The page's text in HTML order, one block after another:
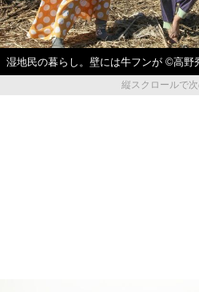
湿地民の暮らし。壁には牛フンが ©高野
縦スクロールで